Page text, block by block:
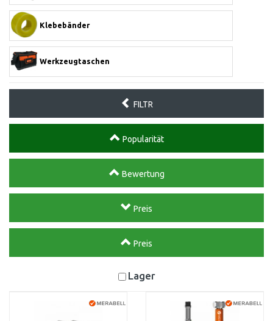
Klebebänder
Werkzeugtaschen
FILTR
Popularität
Bewertung
Preis
Preis
Lager